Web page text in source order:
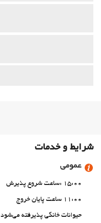
شرایط و خدمات
عمومی
15:00 :ساعت شروع پذیرش
11:00 ساعت پایان خروج
حیوانات خانگی پذیرفته می‌شود